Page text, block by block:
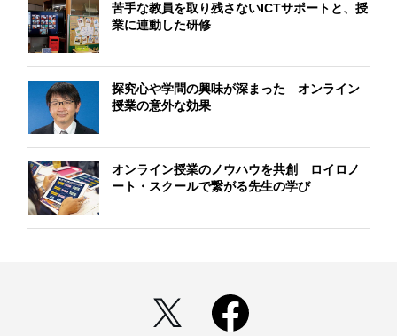
苦手な教員を取り残さないICTサポートと、授
業に連動した研修
探究心や学問の興味が深まった オンライン
授業の意外な効果
オンライン授業のノウハウを共創 ロイロノ
ート・スクールで繋がる先生の学び